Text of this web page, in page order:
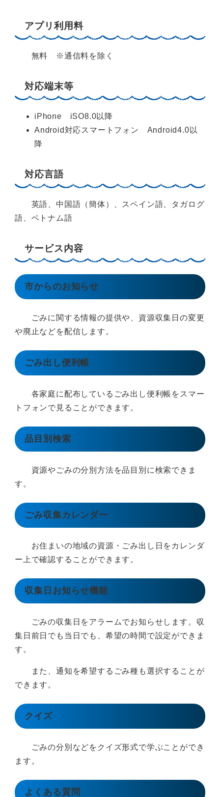
アプリ利用料
無料 ※通信料を除く
対応端末等
iPhone iSO8.0以降
Android対応スマートフォン Android4.0以
降
対応言語
英語、中国語（簡体）、スペイン語、タガログ
語、ベトナム語
サービス内容
市からのお知らせ
ごみに関する情報の提供や、資源収集日の変更
や廃止などを配信します。
ごみ出し便利帳
各家庭に配布しているごみ出し便利帳をスマー
トフォンで見ることができます。
品目別検索
資源やごみの分別方法を品目別に検索できま
す。
ごみ収集カレンダー
お住まいの地域の資源・ごみ出し日をカレンダ
ー上で確認することができます。
収集日お知らせ機能
ごみの収集日をアラームでお知らせします。収
集日前日でも当日でも、希望の時間で設定ができま
す。
また、通知を希望するごみ種も選択することが
できます。
クイズ
ごみの分別などをクイズ形式で学ぶことができ
ます。
よくある質問